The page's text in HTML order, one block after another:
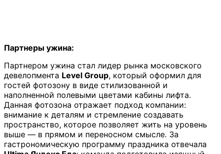
Партнеры ужина:
Партнером ужина стал лидер рынка московского
девелопмента Level Group, который оформил для
гостей фотозону в виде стилизованной и
наполненной полевыми цветами кабины лифта.
Данная фотозона отражает подход компании:
внимание к деталям и стремление создавать
пространство, которое позволяет жить на уровень
выше — в прямом и переносном смысле. За
гастрономическую программу праздника отвечала